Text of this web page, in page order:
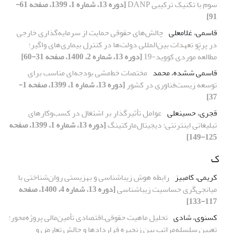
سوم با تکنیک ترکیبی DANP
[دوره 13، شماره 1، 1399، صفحه 61-
91]
قاسمی، غلامعلی چالش‌های حقوقی حمایت از سرمایه‌گذاری خارجی
در پرتو تعهدات بین‌المللی دولت‌ها در کنترل بیماری‌های واگیر؛
مطالعهٔ موردی کووید-19
[دوره 13، شماره 2، 1400، صفحه 31-60]
قاسمی ششده، محمد مختصات خط‌مشی بودجه‌ای مناسب برای
توسعه زیست‌فناوری در کشور
[دوره 13، شماره 1، 1399، صفحه 1-
37]
قجری، حسینعلی عوامل تأثیرگذار بر اشتغال در کسب‌وکارهای
تبلیغاتی اینترنتی؛ دیجیتال‌مارکتینگ
[دوره 13، شماره 1، 1399، صفحه
125-149]
ک
کریمی، کامبیز رابطه هوش زیباشناسی و بهزیستی روان‌شناختی با
میانجی‌گری حساسیت زیباشناسی
[دوره 13، شماره 4، 1400، صفحه
117-133]
کسنوی، شادی تحلیل ماهیت حقوقی‌ـ‌اقتصادی تأمین‌مالی پروژه‌محور:
تعیین سلسله‌مراتب بین زنجیره قراردادها و چالش تعارض و